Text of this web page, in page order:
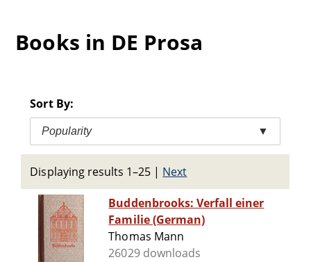
Books in DE Prosa
Sort By:
Popularity ▼
Displaying results 1–25 | Next
Buddenbrooks: Verfall einer
Familie (German)
Thomas Mann
26029 downloads